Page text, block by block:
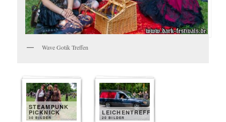
Wave Gotik Treffen
STEAMPUNK
PICKNICK
30 BILDER
LEICHENTREFF
20 BILDER